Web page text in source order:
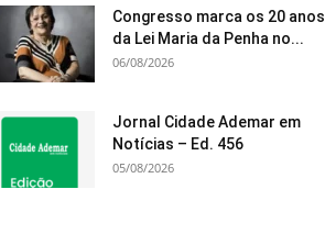
Congresso marca os 20 anos
da Lei Maria da Penha no...
06/08/2026
Jornal Cidade Ademar em
Notícias – Ed. 456
05/08/2026